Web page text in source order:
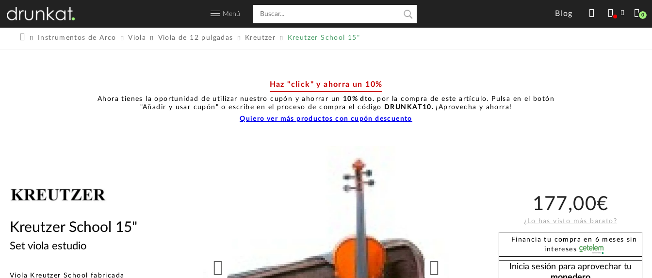
Menú Blog 0
Instrumentos de Arco Viola Viola de 12 pulgadas Kreutzer Kreutzer School 15"
Haz "click" y ahorra un 10%
Ahora tienes la oportunidad de utilizar nuestro cupón y ahorrar un 10% dto. por la compra de este artículo. Pulsa en el botón
"Añadir y usar cupón" o escribe en el proceso de compra el código
DRUNKAT10. ¡Aprovecha y ahorra!
Quiero ver más productos con cupón descuento
Kreutzer School 15"
Set viola estudio
Viola Kreutzer School fabricada
177,00€
¿Lo has visto más barato?
Financia tu compra en 6 meses sin
intereses
Inicia sesión para aprovechar tu